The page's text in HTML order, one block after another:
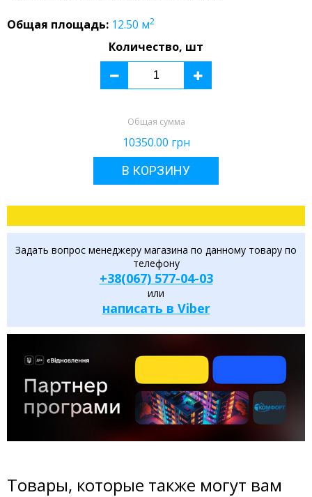
Общая площадь: 12.50 м2
Количество, шт
Общая сумма
10350.00 грн
В КОРЗИНУ
Задать вопрос менеджеру магазина по данному товару по
телефону
+38(067) 577-04-03
или
написать в Viber
Товары, которые также могут вам